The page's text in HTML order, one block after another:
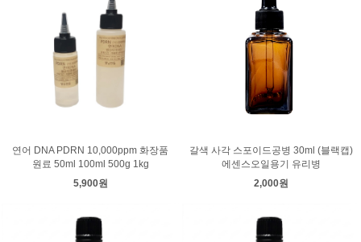
연어 DNA PDRN 10,000ppm 화장품
원료 50ml 100ml 500g 1kg
5,900원
갈색 사각 스포이드공병 30ml (블랙캡)
에센스오일용기 유리병
2,000원